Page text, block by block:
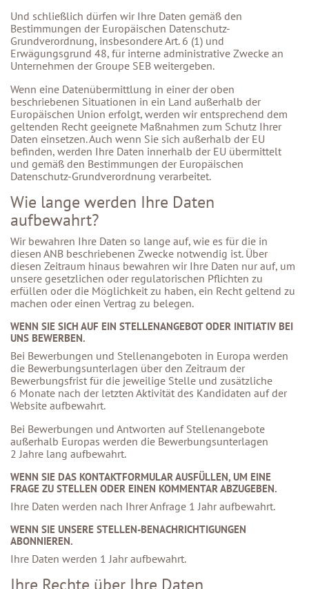
Und schließlich dürfen wir Ihre Daten gemäß den
Bestimmungen der Europäischen Datenschutz-
Grundverordnung, insbesondere Art. 6 (1) und
Erwägungsgrund 48, für interne administrative Zwecke an
Unternehmen der Groupe SEB weitergeben.
Wenn eine Datenübermittlung in einer der oben
beschriebenen Situationen in ein Land außerhalb der
Europäischen Union erfolgt, werden wir entsprechend dem
geltenden Recht geeignete Maßnahmen zum Schutz Ihrer
Daten einsetzen. Auch wenn Sie sich außerhalb der EU
befinden, werden Ihre Daten innerhalb der EU übermittelt
und gemäß den Bestimmungen der Europäischen
Datenschutz-Grundverordnung verarbeitet.
Wie lange werden Ihre Daten
aufbewahrt?
Wir bewahren Ihre Daten so lange auf, wie es für die in
diesen ANB beschriebenen Zwecke notwendig ist. Über
diesen Zeitraum hinaus bewahren wir Ihre Daten nur auf, um
unsere gesetzlichen oder regulatorischen Pflichten zu
erfüllen oder die Möglichkeit zu haben, ein Recht geltend zu
machen oder einen Vertrag zu belegen.
WENN SIE SICH AUF EIN STELLENANGEBOT ODER INITIATIV BEI
UNS BEWERBEN.
Bei Bewerbungen und Stellenangeboten in Europa werden
die Bewerbungsunterlagen über den Zeitraum der
Bewerbungsfrist für die jeweilige Stelle und zusätzliche
6 Monate nach der letzten Aktivität des Kandidaten auf der
Website aufbewahrt.
Bei Bewerbungen und Antworten auf Stellenangebote
außerhalb Europas werden die Bewerbungsunterlagen
2 Jahre lang aufbewahrt.
WENN SIE DAS KONTAKTFORMULAR AUSFÜLLEN, UM EINE
FRAGE ZU STELLEN ODER EINEN KOMMENTAR ABZUGEBEN.
Ihre Daten werden nach Ihrer Anfrage 1 Jahr aufbewahrt.
WENN SIE UNSERE STELLEN-BENACHRICHTIGUNGEN
ABONNIEREN.
Ihre Daten werden 1 Jahr aufbewahrt.
Ihre Rechte über Ihre Daten